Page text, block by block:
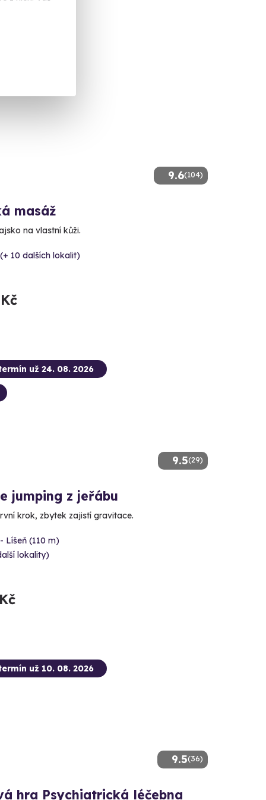
9.6(104)
masáž
na vlastní kůži.
10 dalších lokalit)
9.5(29)
už 24. 08. 2026
jumping z jeřábu
krok, zbytek zajistí gravitace.
Líšeň (110 m)
lokality)
9.5(36)
už 10. 08. 2026
hra Psychiatrická léčebna